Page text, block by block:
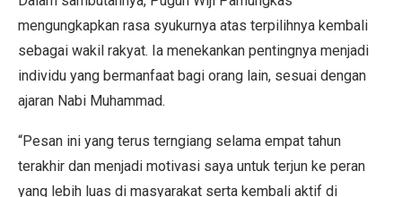
mengungkapkan rasa syukurnya atas terpilihnya kembali
sebagai wakil rakyat. Ia menekankan pentingnya menjadi
individu yang bermanfaat bagi orang lain, sesuai dengan
ajaran Nabi Muhammad.
“Pesan ini yang terus terngiang selama empat tahun
terakhir dan menjadi motivasi saya untuk terjun ke peran
yang lebih luas di masyarakat serta kembali aktif di